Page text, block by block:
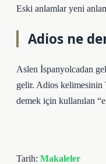
Eski anlamlar yeni
Adios ne
Aslen İspanyolcadan
gelir. Adios kelimesinin
demek için kullanılan
Tarih: Makaleler